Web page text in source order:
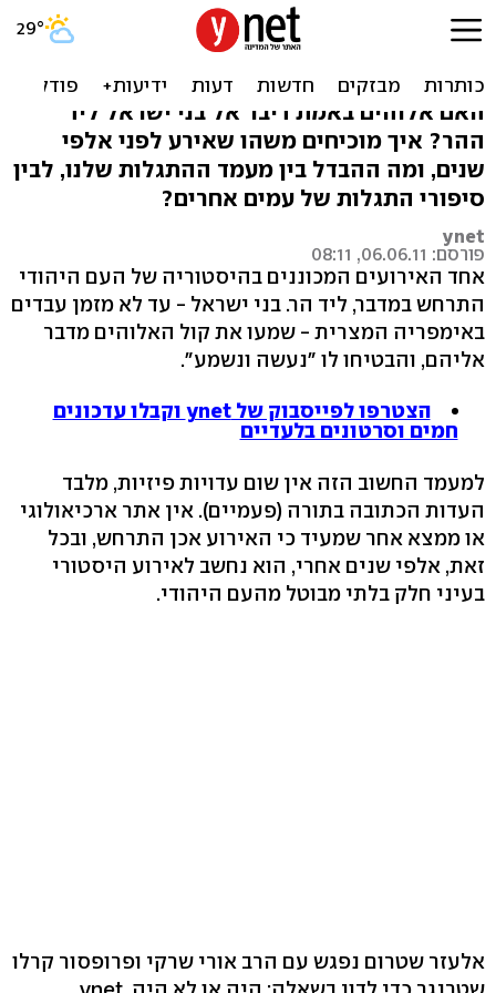
מעמד הר סיני - אמת או
האם אלוהים באמת דיבר אל בני ישראל ליד
ההר? איך מוכיחים משהו שאירע לפני אלפי
שנים, ומה ההבדל בין מעמד ההתגלות שלנו, לבין
סיפורי התגלות של עמים אחרים?
ynet
פורסם: 06.06.11, 08:11
אחד האירועים המכוננים בהיסטוריה של העם היהודי
התרחש במדבר, ליד הר. בני ישראל - עד לא מזמן עבדים
באימפריה המצרית - שמעו את קול האלוהים מדבר
אליהם, והבטיחו לו "נעשה ונשמע".
הצטרפו לפייסבוק של ynet וקבלו עדכונים
חמים וסרטונים בלעדיים
למעמד החשוב הזה אין שום עדויות פיזיות, מלבד
העדות הכתובה בתורה (פעמיים). אין אתר ארכיאולוגי
או ממצא אחר שמעיד כי האירוע אכן התרחש, ובכל
זאת, אלפי שנים אחרי, הוא נחשב לאירוע היסטורי
בעיני חלק בלתי מבוטל מהעם היהודי.
אלעזר שטרום נפגש עם הרב אורי שרקי ופרופסור קרלו